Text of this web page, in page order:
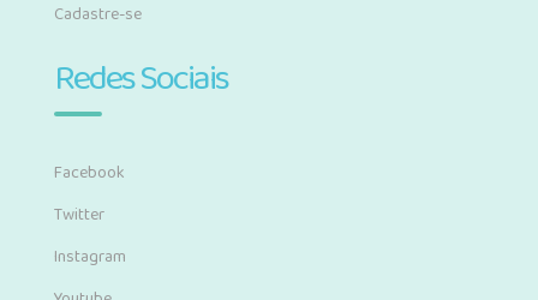
Cadastre-se
Redes Sociais
Facebook
Twitter
Instagram